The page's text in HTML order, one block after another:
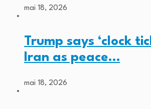
mai 18, 2026
Trump says ‘clock
Iran as peace…
mai 18, 2026